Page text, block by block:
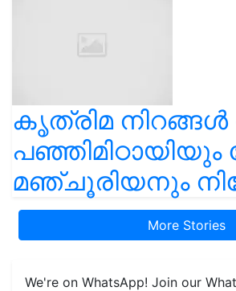
കൃത്രിമ നിറങ്ങൾ
മഞ്ചൂരിയനും
More Stories
We're on WhatsApp! Join our